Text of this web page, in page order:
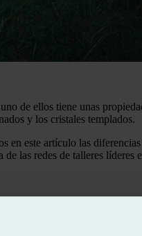
de ellos tiene unas
y los cristales templados.
este artículo las
las redes de talleres
y procesado,
como de